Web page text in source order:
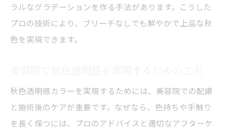
ラルなグラデーションを作る手法があります。こうした
プロの技術により、ブリーチなしでも鮮やかで上品な秋
色を実現できます。
秋色透明感カラーを実現するためには、美容院での配慮
と施術後のケアが重要です。なぜなら、色持ちや手触り
を長く保つには、プロのアドバイスと適切なアフターケ